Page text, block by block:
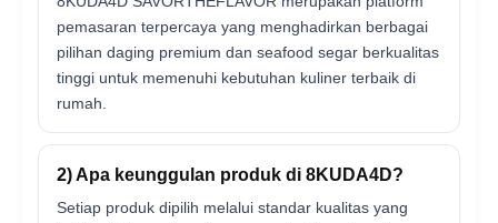
pemasaran terpercaya yang menghadirkan berbagai
pilihan daging premium dan seafood segar berkualitas
tinggi untuk memenuhi kebutuhan kuliner terbaik di
rumah.
2) Apa keunggulan produk di 8KUDA4D?
Setiap produk dipilih melalui standar kualitas yang